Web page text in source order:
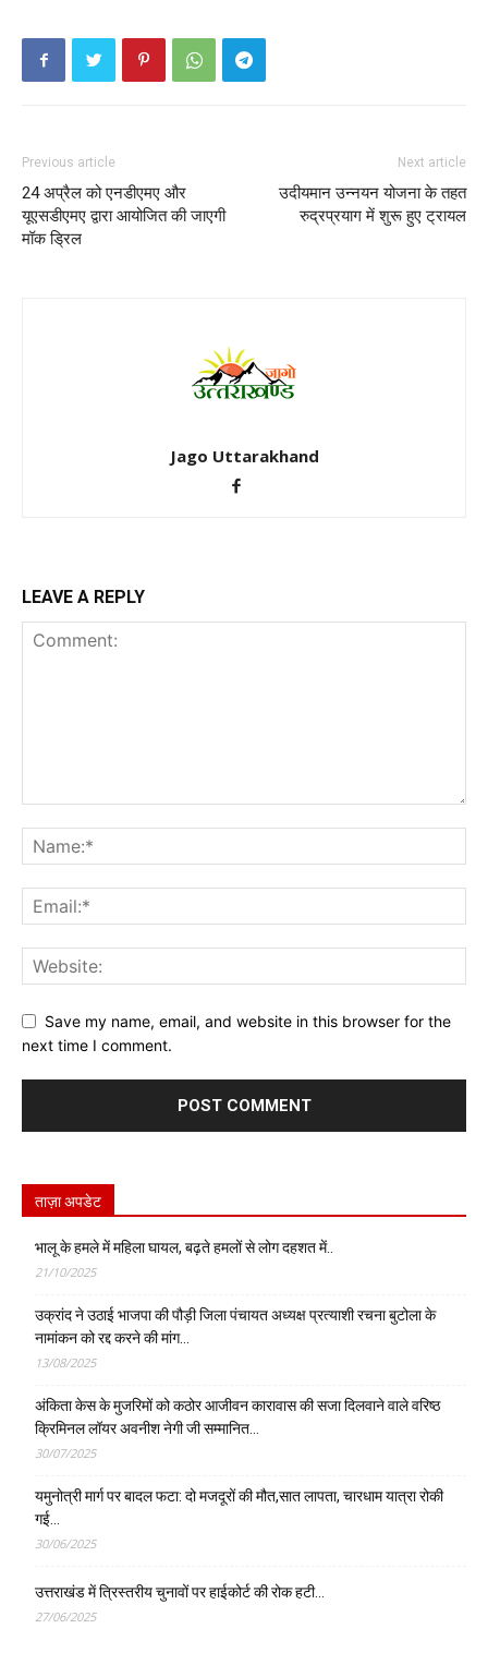
Previous article
24 अप्रैल को एनडीएमए और
यूएसडीएमए द्वारा आयोजित की जाएगी
मॉक ड्रिल
Next article
उदीयमान उन्नयन योजना के तहत
रुद्रप्रयाग में शुरू हुए ट्रायल
Jago Uttarakhand
LEAVE A REPLY
Save my name, email, and website in this browser for the
next time I comment.
ताज़ा अपडेट
भालू के हमले में महिला घायल, बढ़ते हमलों से लोग दहशत में..
21/10/2025
उक्रांद ने उठाई भाजपा की पौड़ी जिला पंचायत अध्यक्ष प्रत्याशी रचना बुटोला के
नामांकन को रद्द करने की मांग…
13/08/2025
अंकिता केस के मुजरिमों को कठोर आजीवन कारावास की सजा दिलवाने वाले वरिष्ठ
क्रिमिनल लॉयर अवनीश नेगी जी सम्मानित…
30/07/2025
यमुनोत्री मार्ग पर बादल फटा: दो मजदूरों की मौत,सात लापता, चारधाम यात्रा रोकी
गई…
30/06/2025
उत्तराखंड में त्रिस्तरीय चुनावों पर हाईकोर्ट की रोक हटी…
27/06/2025